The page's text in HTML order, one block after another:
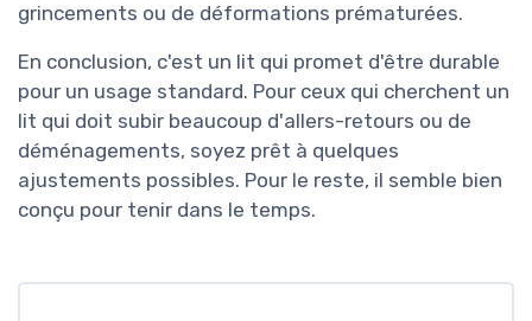
grincements ou de déformations prématurées.
En conclusion, c'est un lit qui promet d'être durable
pour un usage standard. Pour ceux qui cherchent un
lit qui doit subir beaucoup d'allers-retours ou de
déménagements, soyez prêt à quelques
ajustements possibles. Pour le reste, il semble bien
conçu pour tenir dans le temps.